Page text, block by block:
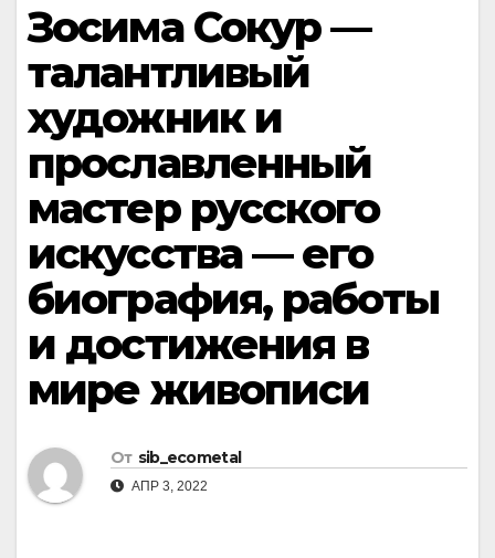
Зосима Сокур —
талантливый
художник и
прославленный
мастер русского
искусства — его
биография, работы
и достижения в
мире живописи
От sib_ecometal
АПР 3, 2022